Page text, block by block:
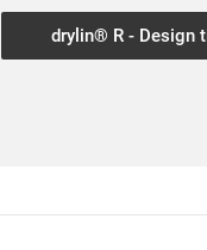
drylin® R - Design